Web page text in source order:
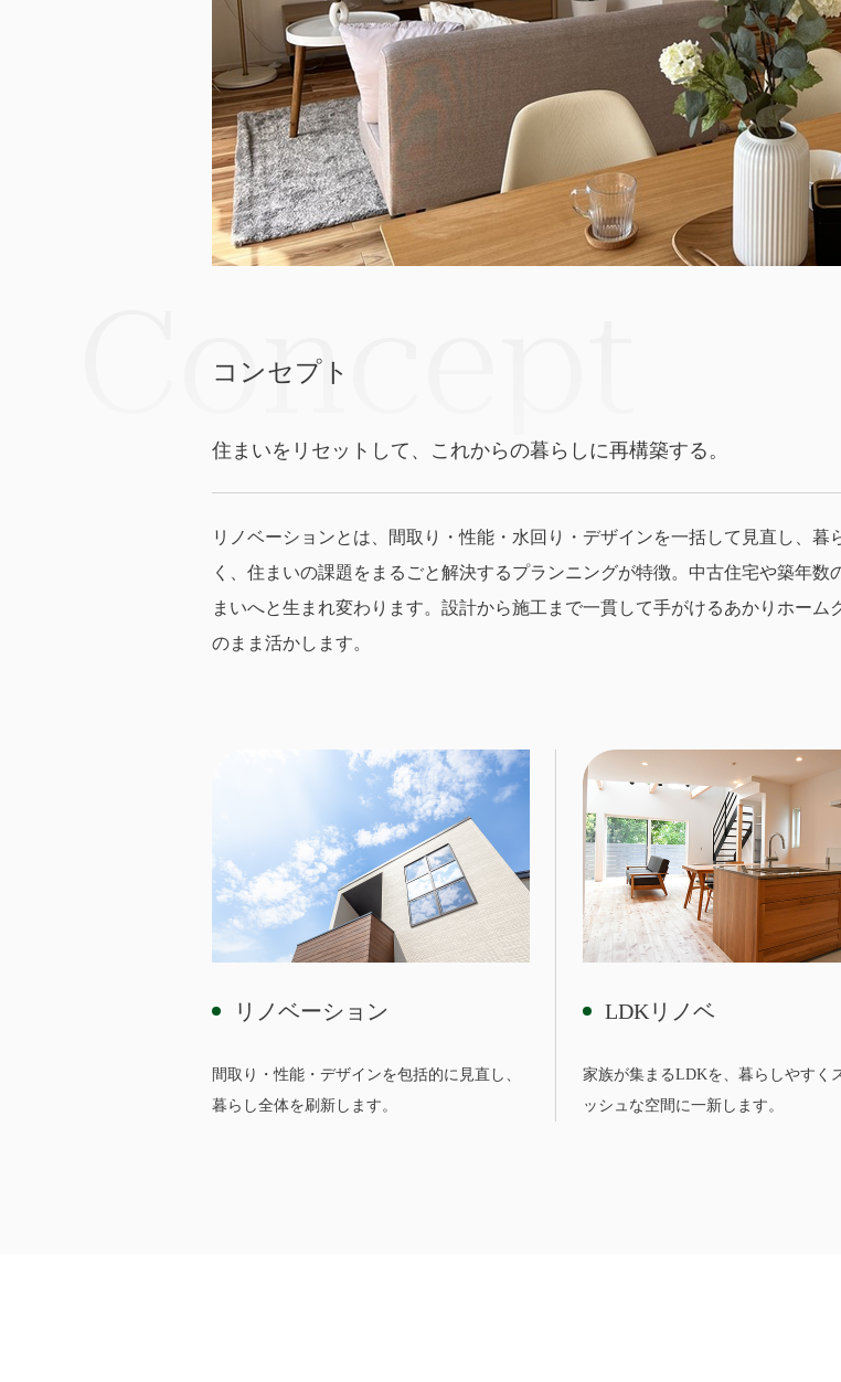
コンセプト
Concept
住まいをリセットして、これからの暮らしに再構築する。
リノベーションとは、間取り・性能・水回り・デザインを一括して見直し、
く、住まいの課題をまるごと解決するプランニングが特徴。中古住宅や築年
まいへと生まれ変わります。設計から施工まで一貫して手がけるあかりホー
のまま活かします。
リノベーション
間取り・性能・デザインを包括的に見直し、
暮らし全体を刷新します。
LDKリノベ
家族が集まるLDKを、暮らしやすく
ッシュな空間に一新します。